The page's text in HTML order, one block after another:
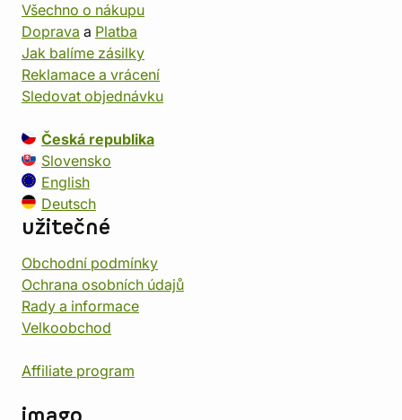
Všechno o nákupu
Doprava a Platba
Jak balíme zásilky
Reklamace a vrácení
Sledovat objednávku
Česká republika
Slovensko
English
Deutsch
užitečné
Obchodní podmínky
Ochrana osobních údajů
Rady a informace
Velkoobchod
Affiliate program